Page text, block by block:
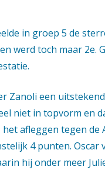
in groep 5 de
werd toch maar 2e.
Zanoli een
niet in topvorm en
afleggen tegen de
4 punten.
hij onder meer